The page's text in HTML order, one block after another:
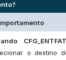
o destino